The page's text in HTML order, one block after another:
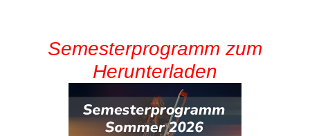
Semesterprogramm zum
Herunterladen